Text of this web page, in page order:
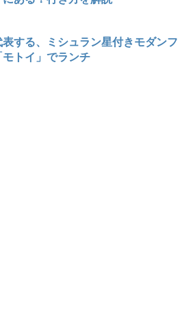
する、ミシュラン星付きモダンフ
モトイ」でランチ